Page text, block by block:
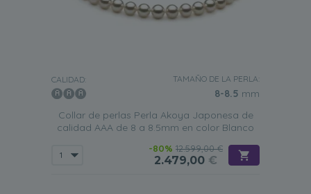
CALIDAD: TAMAÑO DE LA PERLA:
8-8.5 mm
Collar de perlas Perla Akoya Japonesa de
calidad AAA de 8 a 8.5mm en color Blanco
-80% 12.599,00 €
2.479,00 €